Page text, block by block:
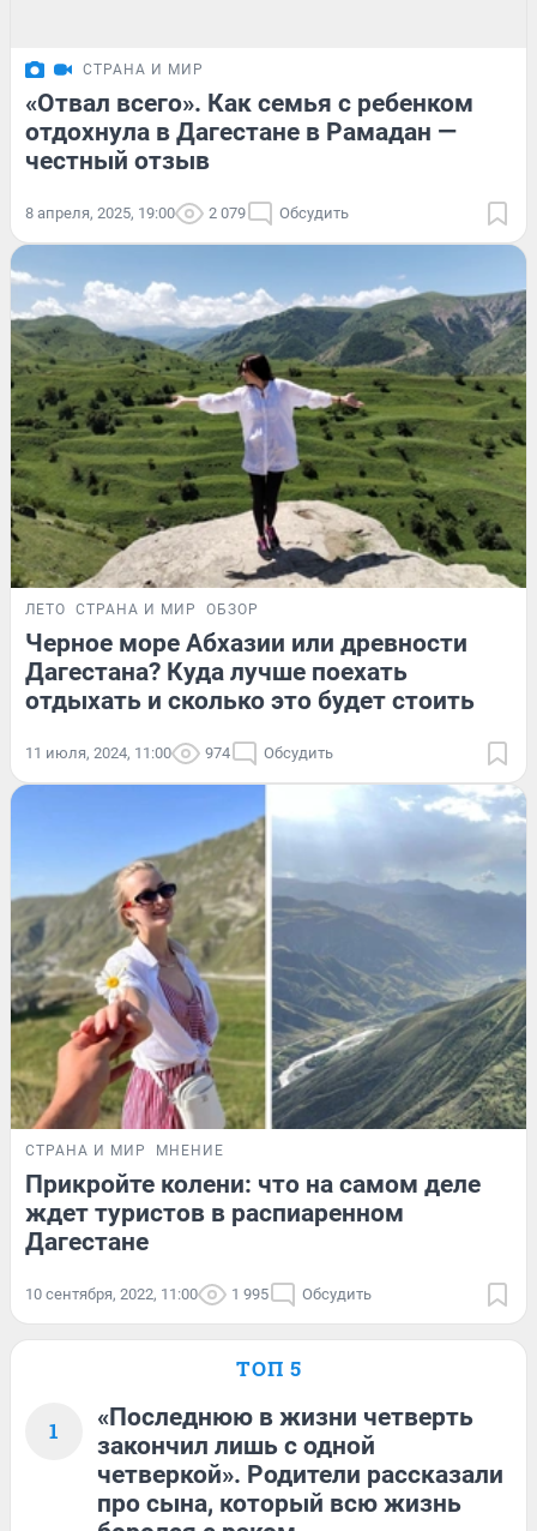
СТРАНА И МИР
«Отвал всего». Как семья с ребенком
отдохнула в Дагестане в Рамадан —
честный отзыв
8 апреля, 2025, 19:00 2 079 Обсудить
ЛЕТО СТРАНА И МИР ОБЗОР
Черное море Абхазии или древности
Дагестана? Куда лучше поехать
отдыхать и сколько это будет стоить
11 июля, 2024, 11:00 974 Обсудить
СТРАНА И МИР МНЕНИЕ
Прикройте колени: что на самом деле
ждет туристов в распиаренном
Дагестане
10 сентября, 2022, 11:00 1 995 Обсудить
ТОП 5
1
«Последнюю в жизни четверть
закончил лишь с одной
четверкой». Родители рассказали
про сына, который всю жизнь